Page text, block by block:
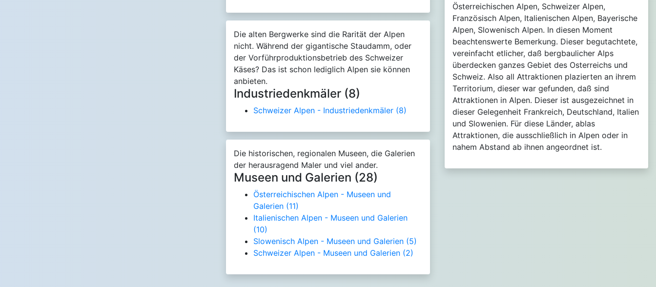
Die alten Bergwerke sind die Rarität der Alpen
nicht. Während der gigantische Staudamm, oder
der Vorführproduktionsbetrieb des Schweizer
Käses? Das ist schon lediglich Alpen sie können
anbieten.
Industriedenkmäler (8)
Schweizer Alpen - Industriedenkmäler (8)
Die historischen, regionalen Museen, die Galerien
der herausragend Maler und viel ander.
Museen und Galerien (28)
Österreichischen Alpen - Museen und
Galerien (11)
Italienischen Alpen - Museen und Galerien
(10)
Slowenisch Alpen - Museen und Galerien (5)
Schweizer Alpen - Museen und Galerien (2)
Österreichischen Alpen, Schweizer Alpen,
Französisch Alpen, Italienischen Alpen, Bayerische
Alpen, Slowenisch Alpen. In diesen Moment
beachtenswerte Bemerkung. Dieser begutachtete,
vereinfacht etlicher, daß bergbaulicher Alps
überdecken ganzes Gebiet des Osterreichs und
Schweiz. Also all Attraktionen plazierten an ihrem
Territorium, dieser war gefunden, daß sind
Attraktionen in Alpen. Dieser ist ausgezeichnet in
dieser Gelegenheit Frankreich, Deutschland, Italien
und Slowenien. Für diese Länder, ablas
Attraktionen, die ausschließlich in Alpen oder in
nahem Abstand ab ihnen angeordnet ist.